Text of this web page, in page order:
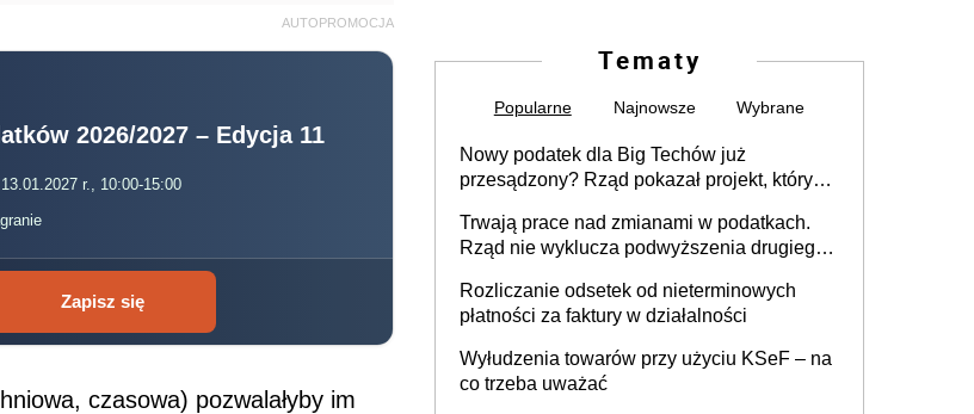
AUTOPROMOCJA
2026/2027 – Edycja 11
r., 10:00-15:00
Zapisz się
czasowa) pozwalałyby im
Tematy
Popularne Najnowsze Wybrane
Nowy podatek dla Big Techów już
przesądzony? Rząd pokazał projekt, który
Trwają prace nad zmianami w podatkach.
Rząd nie wyklucza podwyższenia drugiego
Rozliczanie odsetek od nieterminowych
płatności za faktury w działalności
Wyłudzenia towarów przy użyciu KSeF – na
co trzeba uważać